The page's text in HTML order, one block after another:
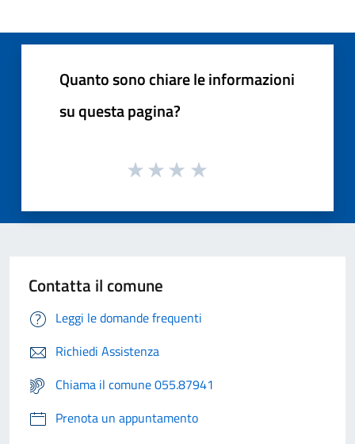
Quanto sono chiare le informazioni
su questa pagina?
Contatta il comune
Leggi le domande frequenti
Richiedi Assistenza
Chiama il comune 055.87941
Prenota un appuntamento